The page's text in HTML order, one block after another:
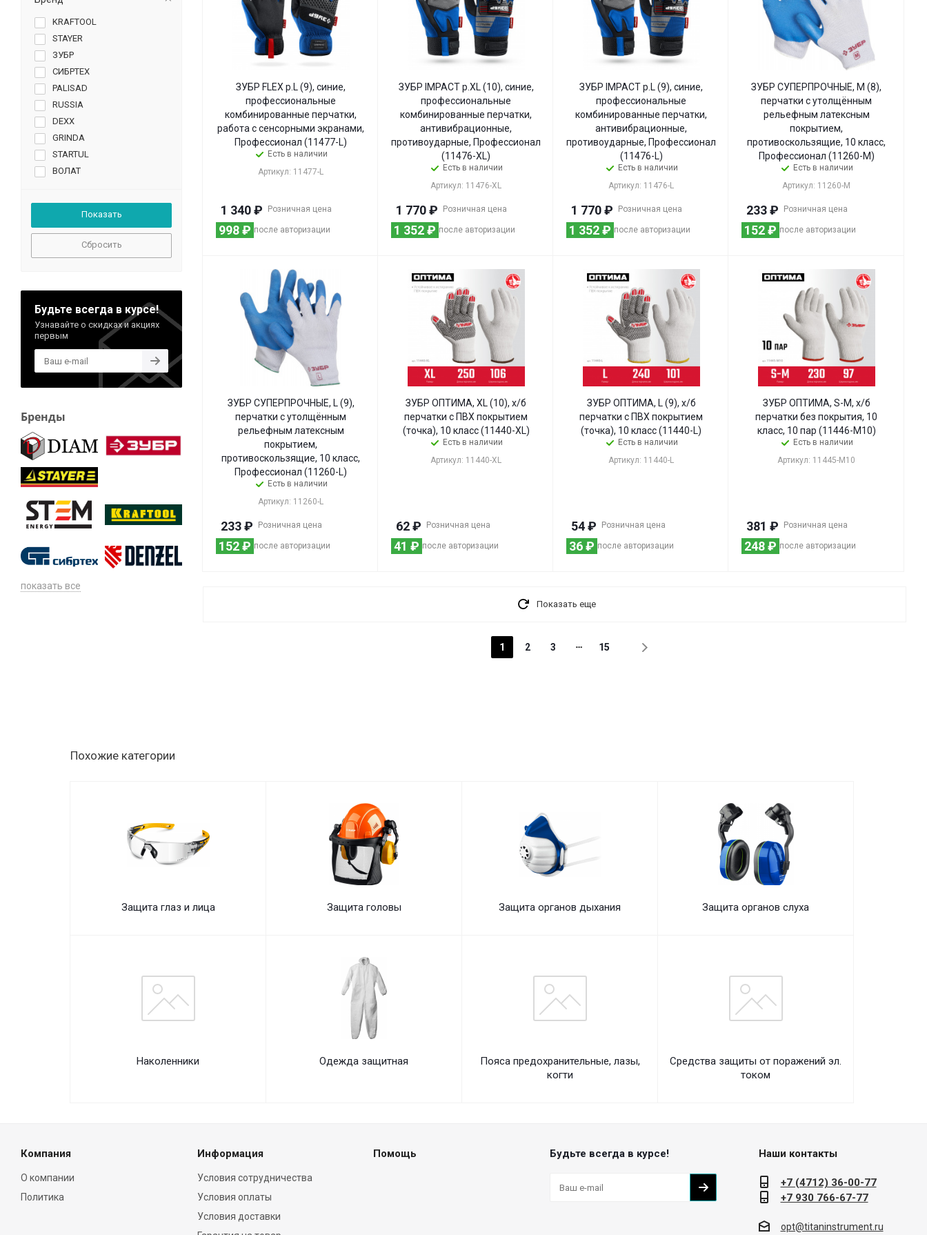
ЗУБР FLEX р.L (9), синие,
профессиональные
комбинированные перчатки,
работа с сенсорными экранами,
Профессионал (11477-L)
Есть в наличии
Артикул: 11477-L
Розничная цена
1 340₽
после авторизации
998₽
ЗУБР IMPACT р.XL (10), синие,
профессиональные
комбинированные перчатки,
антивибрационные,
противоударные, Профессионал
(11476-XL)
Есть в наличии
Артикул: 11476-XL
Розничная цена
1 770₽
после авторизации
1 352₽
ЗУБР IMPACT р.L (9), синие,
профессиональные
комбинированные перчатки,
антивибрационные,
противоударные, Профессионал
(11476-L)
Есть в наличии
Артикул: 11476-L
Розничная цена
1 770₽
после авторизации
1 352₽
ЗУБР СУПЕРПРОЧНЫЕ, M (8),
перчатки с утолщённым
рельефным латексным
покрытием,
противоскользящие, 10 класс,
Профессионал (11260-M)
Есть в наличии
Артикул: 11260-M
Розничная цена
233₽
после авторизации
152₽
ЗУБР СУПЕРПРОЧНЫЕ, L (9),
перчатки с утолщённым
рельефным латексным
покрытием,
противоскользящие, 10 класс,
Профессионал (11260-L)
Есть в наличии
Артикул: 11260-L
Розничная цена
233₽
после авторизации
152₽
ЗУБР ОПТИМА, XL (10), х/б
перчатки с ПВХ покрытием
(точка), 10 класс (11440-XL)
Есть в наличии
Артикул: 11440-XL
Розничная цена
62₽
после авторизации
41 ₽
ЗУБР ОПТИМА, L (9), х/б
перчатки с ПВХ покрытием
(точка), 10 класс (11440-L)
Есть в наличии
Артикул: 11440-L
Розничная цена
54₽
после авторизации
36₽
ЗУБР ОПТИМА, S-M, х/б
перчатки без покрытия, 10
класс, 10 пар (11446-M10)
Есть в наличии
Артикул: 11445-M10
Розничная цена
381 ₽
после авторизации
248₽
Показать еще
1 2 3 15
KRAFTOOL
STAYER
ЗУБР
СИБРТЕХ
PALISAD
RUSSIA
DEXX
GRINDA
STARTUL
ВОЛАТ
Сбросить
Будьте всегда в курсе!
Узнавайте о скидках и акциях
первым
Бренды
показать все
Похожие категории
Защита глаз и лица Защита головы Защита органов дыхания Защита органов слуха
Наколенники Одежда защитная
Пояса предохранительные, лазы,
когти
Средства защиты от поражений эл.
током
Компания
О компании
Политика
Информация
Условия сотрудничества
Условия оплаты
Условия доставки
Помощь Будьте всегда в курсе! Наши контакты
+7 (4712) 36-00-77
+7 930 766-67-77
opt@titaninstrument.ru